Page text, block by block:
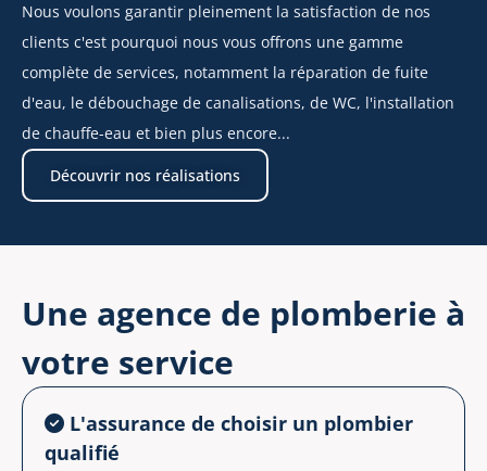
Nous voulons garantir pleinement la satisfaction de nos
clients c'est pourquoi nous vous offrons une gamme
complète de services, notamment la réparation de fuite
d'eau, le débouchage de canalisations, de WC, l'installation
de chauffe-eau et bien plus encore...
Découvrir nos réalisations
Une agence de plomberie à
votre service
L'assurance de choisir un plombier
qualifié